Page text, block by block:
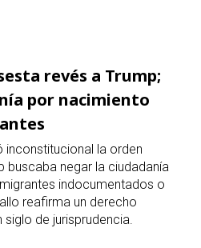
revés a Trump;
por nacimiento
inconstitucional la orden
buscaba negar la ciudadanía
indocumentados o
reafirma un derecho
de jurisprudencia.